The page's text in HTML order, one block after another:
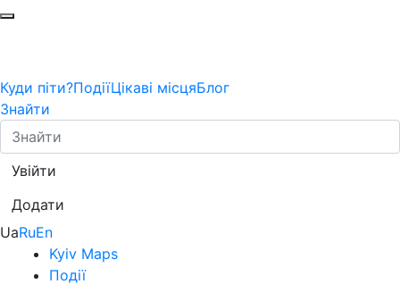
Куди піти?ПодіїЦікаві місцяБлог
Знайти
Увійти
Додати
UaRuEn
Kyiv Maps
Події